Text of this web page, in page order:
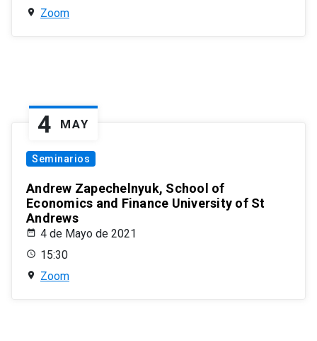
Zoom
4 MAY
Seminarios
Andrew Zapechelnyuk, School of
Economics and Finance University of St
Andrews
4 de Mayo de 2021
15:30
Zoom